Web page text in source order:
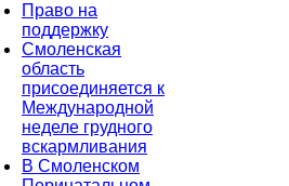
Право на
поддержку
Смоленская
область
присоединяется к
Международной
неделе грудного
вскармливания
В Смоленском